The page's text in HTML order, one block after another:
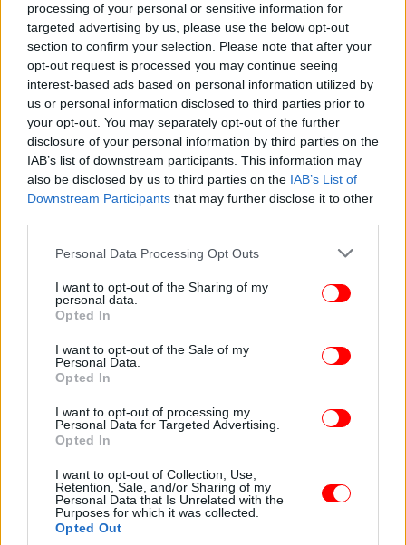
processing of your personal or sensitive information for
targeted advertising by us, please use the below opt-out
section to confirm your selection. Please note that after your
opt-out request is processed you may continue seeing
interest-based ads based on personal information utilized by
us or personal information disclosed to third parties prior to
your opt-out. You may separately opt-out of the further
disclosure of your personal information by third parties on the
IAB’s list of downstream participants. This information may
also be disclosed by us to third parties on the IAB’s List of
Downstream Participants that may further disclose it to other
Please note that this website/app uses one or more Google
not limited to your visit or usage behaviour. You may click to
grant or deny consent to Google and its third-party tags to
use your data for below specified purposes in below Google
consent section.
Personal Data Processing Opt Outs
I want to opt-out of the Sharing of my
personal data.
Opted In
I want to opt-out of the Sale of my
Personal Data.
Opted In
I want to opt-out of processing my
Personal Data for Targeted Advertising.
Opted In
I want to opt-out of Collection, Use,
Retention, Sale, and/or Sharing of my
Personal Data that Is Unrelated with the
Purposes for which it was collected.
Opted Out
Ακολουθήστε το στο Google Newsκαι μάθετε
πρώτοι όλες τις ειδήσεις
Δείτε όλες τις τελευταίεςΕιδήσειςαπό την Ελλάδα και τον Κόσμο,
στο
ΔΙΑΒΑΣΤΕ ΠΕΡΙΣΣΟΤΕΡΑ ΑΡΛΈΤΑ ΚΗΔΕΊΑ ΝΕΚΡΟΤΑΦΕΊΟ